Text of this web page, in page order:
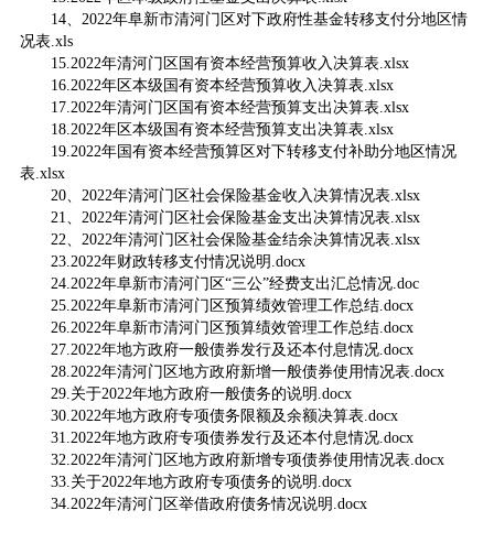
14、2022年阜新市清河门区对下政府性基金转移支付分地区情
况表.xls
15.2022年清河门区国有资本经营预算收入决算表.xlsx
16.2022年区本级国有资本经营预算收入决算表.xlsx
17.2022年清河门区国有资本经营预算支出决算表.xlsx
18.2022年区本级国有资本经营预算支出决算表.xlsx
19.2022年国有资本经营预算区对下转移支付补助分地区情况
表.xlsx
20、2022年清河门区社会保险基金收入决算情况表.xlsx
21、2022年清河门区社会保险基金支出决算情况表.xlsx
22、2022年清河门区社会保险基金结余决算情况表.xlsx
23.2022年财政转移支付情况说明.docx
24.2022年阜新市清河门区“三公”经费支出汇总情况.doc
25.2022年阜新市清河门区预算绩效管理工作总结.docx
26.2022年阜新市清河门区预算绩效管理工作总结.docx
27.2022年地方政府一般债券发行及还本付息情况.docx
28.2022年清河门区地方政府新增一般债券使用情况表.docx
29.关于2022年地方政府一般债务的说明.docx
30.2022年地方政府专项债务限额及余额决算表.docx
31.2022年地方政府专项债券发行及还本付息情况.docx
32.2022年清河门区地方政府新增专项债券使用情况表.docx
33.关于2022年地方政府专项债务的说明.docx
34.2022年清河门区举借政府债务情况说明.docx